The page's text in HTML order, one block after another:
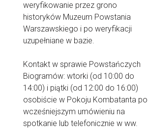
weryfikowanie przez grono
historyków Muzeum Powstania
Warszawskiego i po weryfikacji
uzupełniane w bazie.
Kontakt w sprawie Powstańczych
Biogramów: wtorki (od 10:00 do
14:00) i piątki (od 12:00 do 16:00)
osobiście w Pokoju Kombatanta po
wcześniejszym umówieniu na
spotkanie lub telefonicznie w ww.